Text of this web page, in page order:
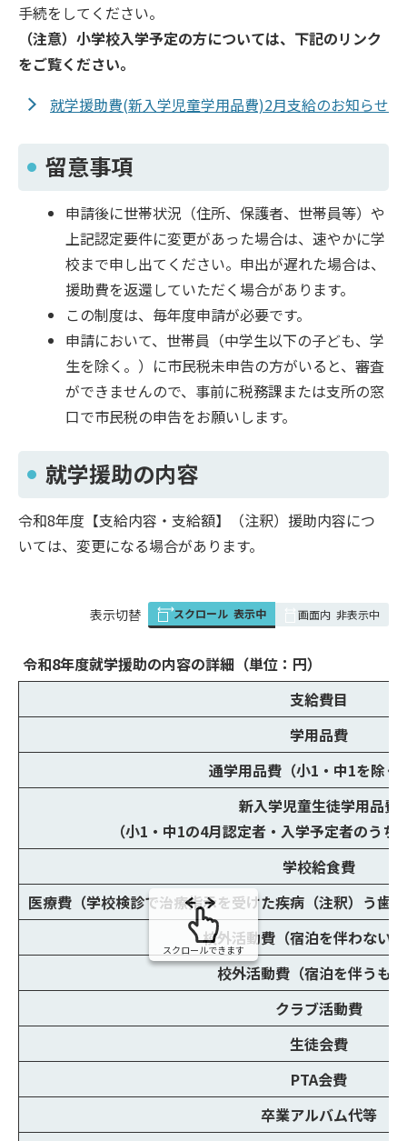
手続をしてください。
（注意）小学校入学予定の方については、下記のリンク
をご覧ください。
就学援助費(新入学児童学用品費)2月支給のお知らせ
留意事項
申請後に世帯状況（住所、保護者、世帯員等）や
上記認定要件に変更があった場合は、速やかに学
校まで申し出てください。申出が遅れた場合は、
援助費を返還していただく場合があります。
この制度は、毎年度申請が必要です。
申請において、世帯員（中学生以下の子ども、学
生を除く。）に市民税未申告の方がいると、審査
ができませんので、事前に税務課または支所の窓
口で市民税の申告をお願いします。
就学援助の内容
令和8年度【支給内容・支給額】（注釈）援助内容につ
いては、変更になる場合があります。
表
み
の
表示切替 スクロール 表示中 画面内 非表示中
令和8年度就学援助の内容の詳細（単位：円）
支給費目
学用品費
通学用品費（小1・中1を除く
新入学児童生徒学用品費
（小1・中1の4月認定者・入学予定者のうち
学校給食費
医療費（学校検診で治療指示を受けた疾病（注釈）う歯
校外活動費（宿泊を伴わない
校外活動費（宿泊を伴うも
クラブ活動費
生徒会費
PTA会費
卒業アルバム代等
スクロールできます